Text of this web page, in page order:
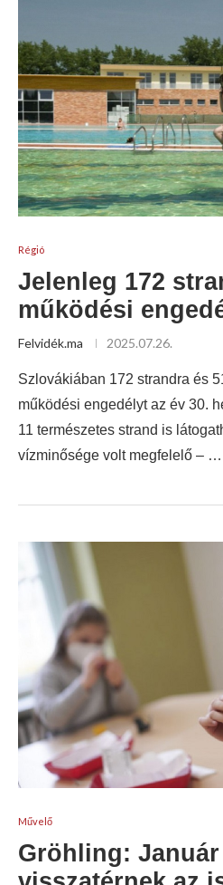
Régió
Jelenleg 172
működési
Felvidék.ma 2025.07.26.
Szlovákiában 172 strandra és
működési engedélyt az év 30.
11 természetes strand is
vízminősége volt megfelelő – …
Művelő
Gröhling: Január